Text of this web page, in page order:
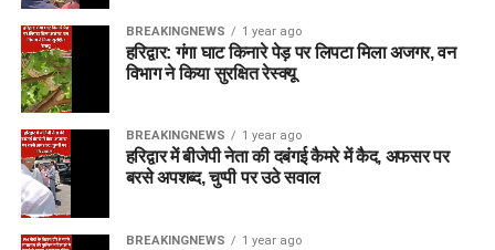
BREAKINGNEWS 1 year ago
हरिद्वार: गंगा घाट किनारे पेड़ पर लिपटा मिला अजगर, वन
विभाग ने किया सुरक्षित रेस्क्यू
BREAKINGNEWS 1 year ago
हरिद्वार में बीजेपी नेता की दबंगई कैमरे में कैद, अफसर पर
बरसे अपशब्द, चुप्पी पर उठे सवाल
BREAKINGNEWS 1 year ago